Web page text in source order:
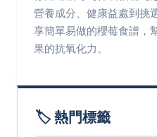
營養成分、健康益處到挑
享簡單易做的櫻莓食譜，
果的抗氧化力。
🏷️ 熱門標籤